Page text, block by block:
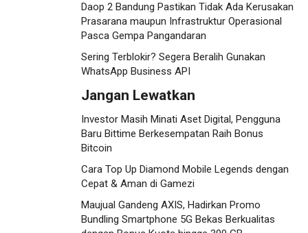
Daop 2 Bandung Pastikan Tidak Ada Kerusakan
Prasarana maupun Infrastruktur Operasional
Pasca Gempa Pangandaran
Sering Terblokir? Segera Beralih Gunakan
WhatsApp Business API
Jangan Lewatkan
Investor Masih Minati Aset Digital, Pengguna
Baru Bittime Berkesempatan Raih Bonus
Bitcoin
Cara Top Up Diamond Mobile Legends dengan
Cepat & Aman di Gamezi
Maujual Gandeng AXIS, Hadirkan Promo
Bundling Smartphone 5G Bekas Berkualitas